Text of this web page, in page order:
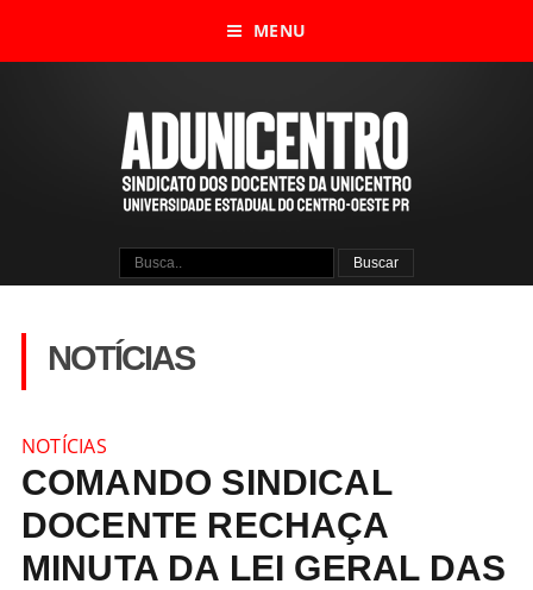
MENU
NOTÍCIAS
NOTÍCIAS
COMANDO SINDICAL
DOCENTE RECHAÇA
MINUTA DA LEI GERAL DAS